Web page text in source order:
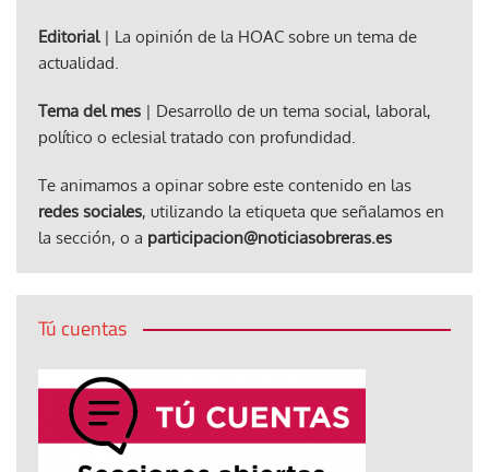
Editorial| La opinión de la HOAC sobre un tema de
actualidad.
Tema del mes | Desarrollo de un tema social, laboral,
político o eclesial tratado con profundidad.
Te animamos a opinar sobre este contenido en las
redes sociales, utilizando la etiqueta que señalamos en
la sección, o a participacion@noticiasobreras.es
Tú cuentas